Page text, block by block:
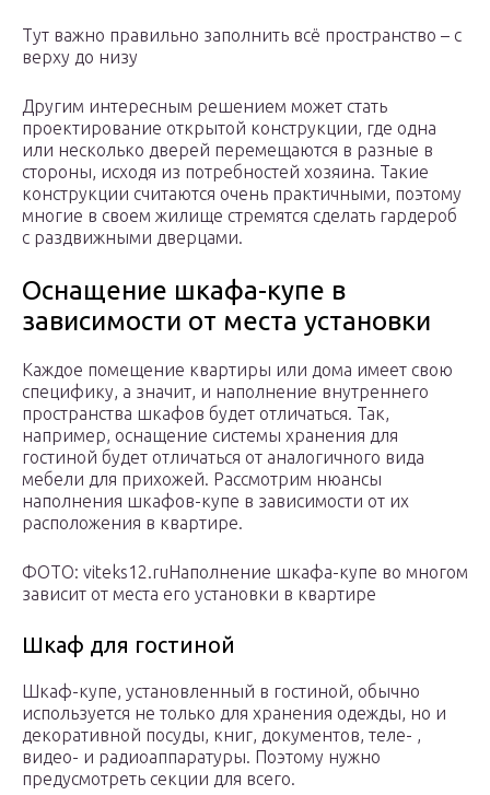
Тут важно правильно заполнить всё пространство – с
верху до низу
Другим интересным решением может стать
проектирование открытой конструкции, где одна
или несколько дверей перемещаются в разные в
стороны, исходя из потребностей хозяина. Такие
конструкции считаются очень практичными, поэтому
многие в своем жилище стремятся сделать гардероб
с раздвижными дверцами.
Оснащение шкафа-купе в
зависимости от места установки
Каждое помещение квартиры или дома имеет свою
специфику, а значит, и наполнение внутреннего
пространства шкафов будет отличаться. Так,
например, оснащение системы хранения для
гостиной будет отличаться от аналогичного вида
мебели для прихожей. Рассмотрим нюансы
наполнения шкафов-купе в зависимости от их
расположения в квартире.
ФОТО: viteks12.ruНаполнение шкафа-купе во многом
зависит от места его установки в квартире
Шкаф для гостиной
Шкаф-купе, установленный в гостиной, обычно
используется не только для хранения одежды, но и
декоративной посуды, книг, документов, теле- ,
видео- и радиоаппаратуры. Поэтому нужно
предусмотреть секции для всего.